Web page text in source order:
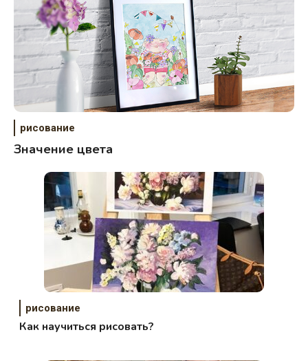
рисование
Значение цвета
рисование
Как научиться рисовать?